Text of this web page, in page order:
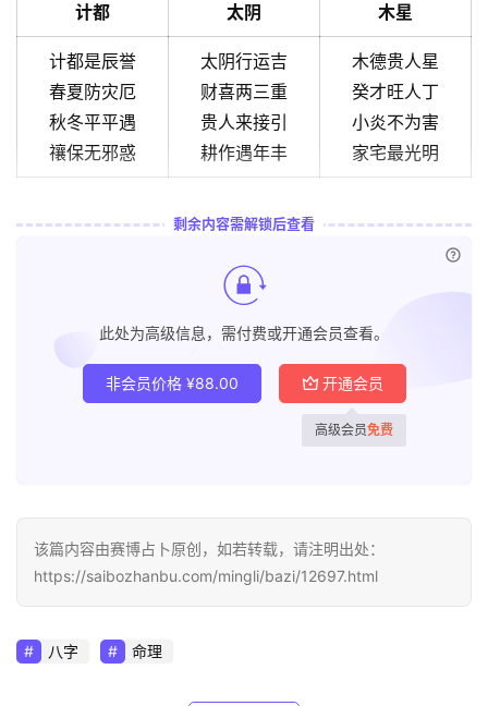
计都 太阴 木星
计都是辰誉
春夏防灾厄
秋冬平平遇
禳保无邪惑
太阴行运吉
财喜两三重
贵人来接引
耕作遇年丰
木德贵人星
癸才旺人丁
小炎不为害
家宅最光明
剩余内容需解锁后查看
此处为高级信息，需付费或开通会员查看。
非会员价格 ¥88.00 开通会员
高级会员免费
该篇内容由赛博占卜原创，如若转载，请注明出处：
https://saibozhanbu.com/mingli/bazi/12697.html
八字 命理